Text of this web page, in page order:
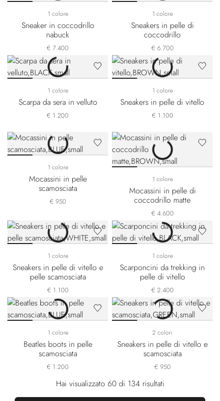
1 colore
Sneaker in coccodrillo
nabuck
€ 7.400
1 colore
Sneakers in pelle di
coccodrillo
€ 6.700
1 colore
Scarpa da sera in velluto
€ 1.200
1 colore
Sneakers in pelle di vitello
€ 1.100
1 colore
Mocassini in pelle
scamosciata
€ 950
1 colore
Mocassini in pelle di
coccodrillo matte
€ 4.600
1 colore
Sneakers in pelle di vitello e
pelle scamosciata
€ 1.100
1 colore
Scarponcini da trekking in
pelle di vitello
€ 2.400
1 colore
Beatles boots in pelle
scamosciata
€ 1.200
2 colori
Sneakers in pelle di vitello e
scamosciata
€ 950
Hai visualizzato 60 di 134 risultati